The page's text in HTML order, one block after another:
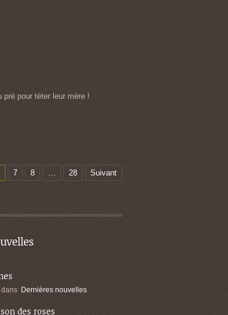
pour téter leur mère !
7 8 … 28 Suivant
dans Dernières nouvelles
des roses